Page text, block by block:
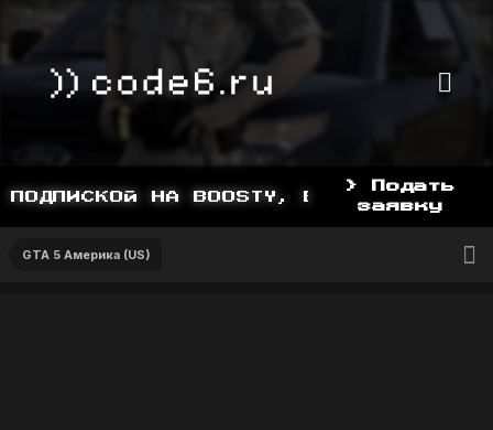
НА BOOSTY, BOOSTY.TO/YDDY
> Подать
заявку
GTA 5 Америка (US)